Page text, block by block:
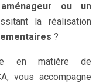
ou un
la réalisation
?
en matière de
vous accompagne